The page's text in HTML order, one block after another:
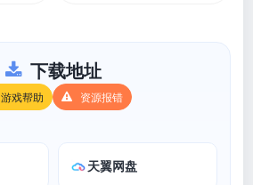
下载地址
游戏帮助 资源报错
天翼网盘